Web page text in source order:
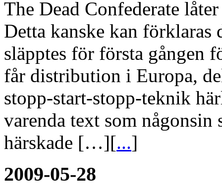
The Dead Confederate
Detta kanske kan
släpptes för första gången
får distribution i Europa,
stopp-start-stopp-teknik
varenda text som
härskade […][...]
2009-05-28